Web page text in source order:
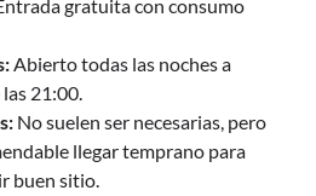
gratuita con consumo
Abierto todas las noches a
21:00.
No suelen ser necesarias, pero
llegar temprano para
buen sitio.